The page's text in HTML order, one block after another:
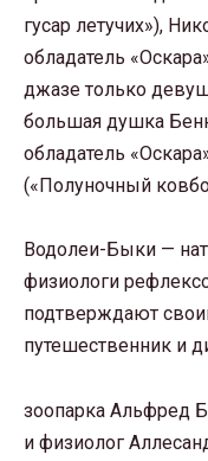
гусар летучих»),
обладатель
джазе только
большая душка
обладатель
(«Полуночный
Водолеи-Быки —
физиологи
подтверждают
путешественник и
зоопарка Альфред
и физиолог